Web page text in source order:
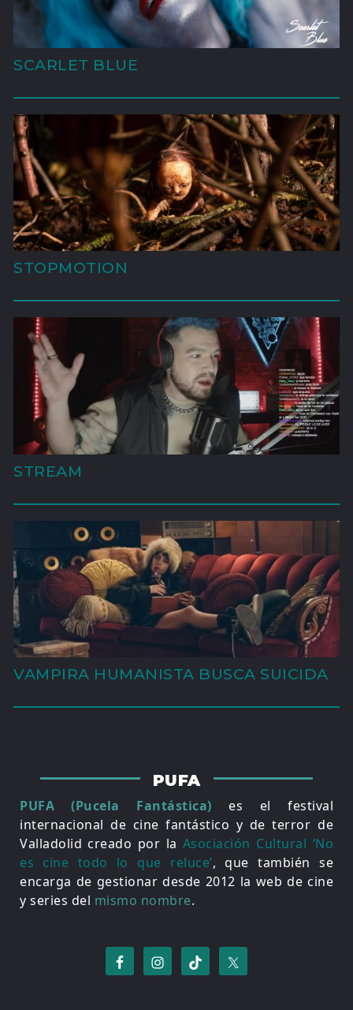
SCARLET BLUE
STOPMOTION
STREAM
VAMPIRA HUMANISTA BUSCA SUICIDA
PUFA
PUFA (Pucela Fantástica) es el festival
internacional de cine fantástico y de terror de
Valladolid creado por la Asociación Cultural ‘No
es cine todo lo que reluce’, que también se
encarga de gestionar desde 2012 la web de cine
y series del mismo nombre.